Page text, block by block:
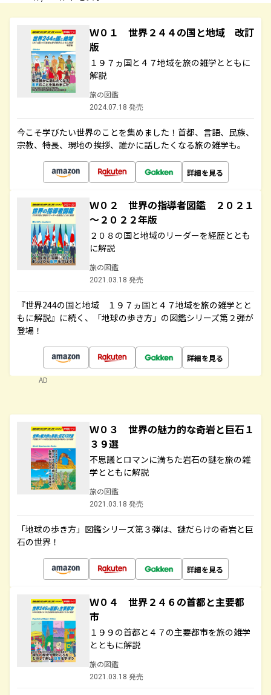
Ｗ０１ 世界２４４の国と地域 改訂
版
１９７ヵ国と４７地域を旅の雑学とともに
解説
旅の図鑑
2024.07.18 発売
今こそ学びたい世界のことを集めました！首都、言語、民族、
宗教、特長、現地の挨拶、誰かに話したくなる旅の雑学も。
詳細を見る
Ｗ０２ 世界の指導者図鑑 ２０２１
～２０２２年版
２０８の国と地域のリーダーを経歴ととも
に解説
旅の図鑑
2021.03.18 発売
『世界244の国と地域 １９７ヵ国と４７地域を旅の雑学とと
もに解説』に続く、「地球の歩き方」の図鑑シリーズ第２弾が
登場！
詳細を見る
AD
Ｗ０３ 世界の魅力的な奇岩と巨石１
３９選
不思議とロマンに満ちた岩石の謎を旅の雑
学とともに解説
旅の図鑑
2021.03.18 発売
「地球の歩き方」図鑑シリーズ第３弾は、謎だらけの奇岩と巨
石の世界！
詳細を見る
Ｗ０４ 世界２４６の首都と主要都
市
１９９の首都と４７の主要都市を旅の雑学
とともに解説
旅の図鑑
2021.03.18 発売